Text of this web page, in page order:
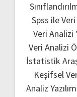
Spss ile
Veri Analizi
Veri Analizi
İstatistik
Keşifsel
Analiz